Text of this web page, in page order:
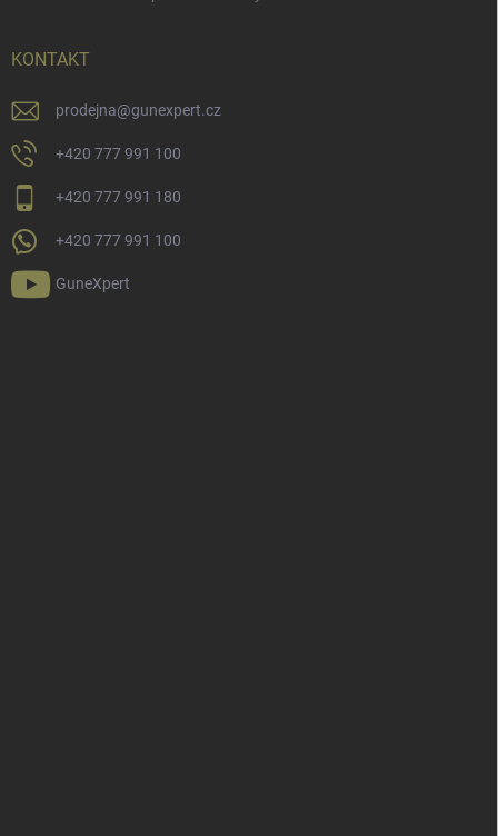
KONTAKT
prodejna@gunexpert.cz
+420 777 991 100
+420 777 991 180
+420 777 991 100
GuneXpert